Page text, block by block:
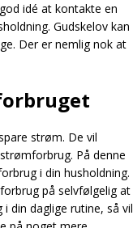
idé at kontakte en
Gudskelov kan
Der er nemlig nok at
strøm. De vil
På denne
i din husholdning.
på selvfølgelig at
din daglige rutine, så vil